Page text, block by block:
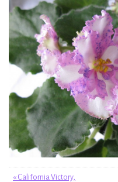
« California Victory,